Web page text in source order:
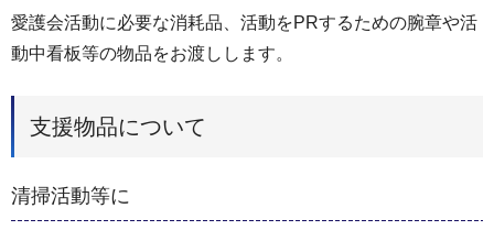
愛護会活動に必要な消耗品、活動をPRするための腕章や活
動中看板等の物品をお渡しします。
支援物品について
清掃活動等に